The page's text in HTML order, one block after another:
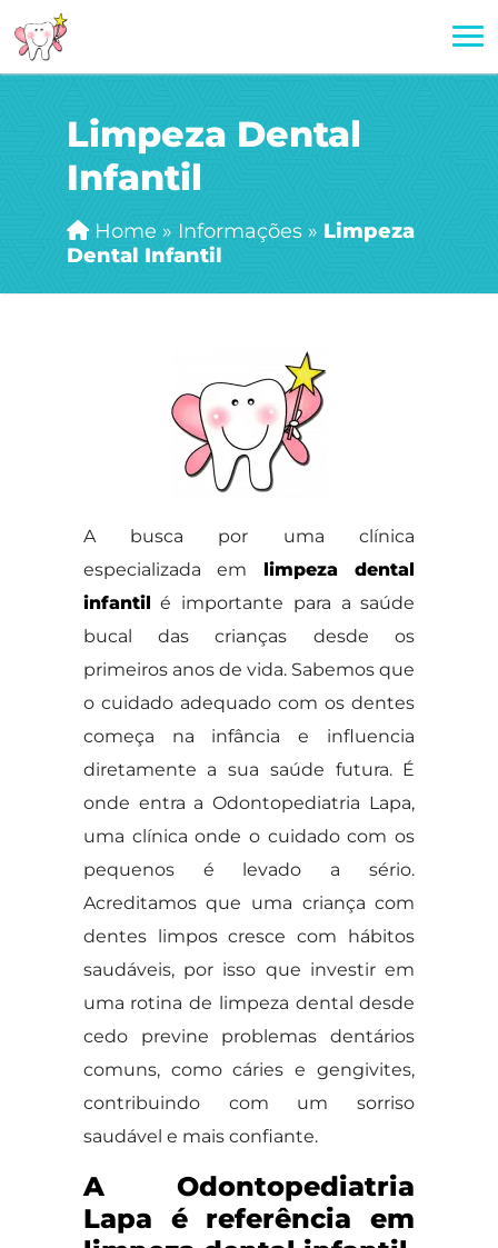
Limpeza Dental
Infantil
Home » Informações » Limpeza
Dental Infantil
A busca por uma clínica
especializada em limpeza dental
infantil é importante para a saúde
bucal das crianças desde os
primeiros anos de vida. Sabemos que
o cuidado adequado com os dentes
começa na infância e influencia
diretamente a sua saúde futura. É
onde entra a Odontopediatria Lapa,
uma clínica onde o cuidado com os
pequenos é levado a sério.
Acreditamos que uma criança com
dentes limpos cresce com hábitos
saudáveis, por isso que investir em
uma rotina de limpeza dental desde
cedo previne problemas dentários
comuns, como cáries e gengivites,
contribuindo com um sorriso
saudável e mais confiante.
A Odontopediatria
Lapa é referência em